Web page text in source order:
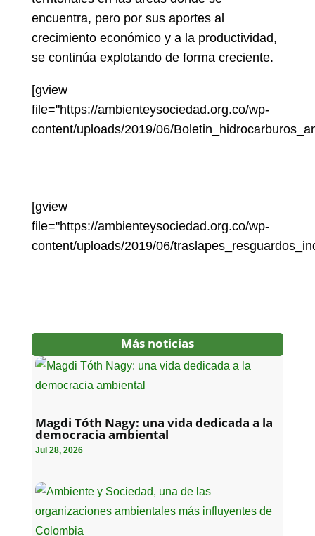
encuentra, pero por sus aportes al
crecimiento económico y a la productividad,
se continúa explotando de forma creciente.
[gview
file="https://ambienteysociedad.org.co/wp-
content/uploads/2019/06/
[gview
file="https://ambienteysociedad.org.co/wp-
content/uploads/2019/06/
Más noticias
Magdi Tóth Nagy: una vida dedicada a la
democracia ambiental
Jul 28, 2026